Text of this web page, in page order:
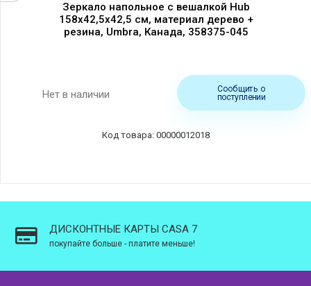
Зеркало напольное с вешалкой Hub
158х42,5х42,5 см, материал дерево +
резина, Umbra, Канада, 358375-045
Нет в наличии
Сообщить о
поступлении
00000012018
ДИСКОНТНЫЕ КАРТЫ CASA 7
покупайте больше - платите меньше!